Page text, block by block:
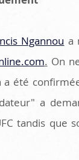
Ngannou a
. On
a été
a
tandis que